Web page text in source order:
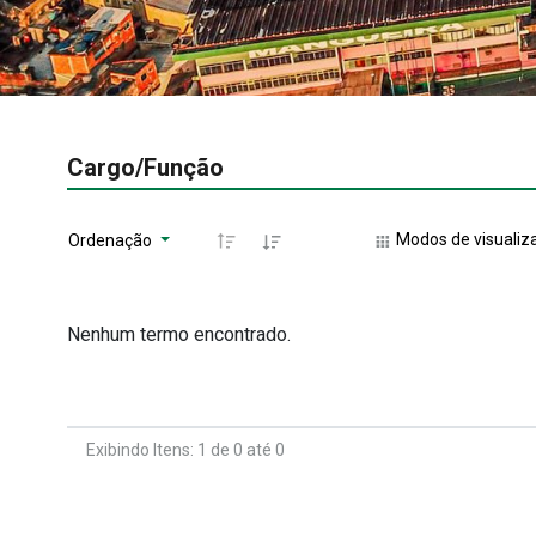
Cargo/Função
Ordenação Modos de
Nenhum termo encontrado.
Exibindo Itens: 1 de 0 até 0